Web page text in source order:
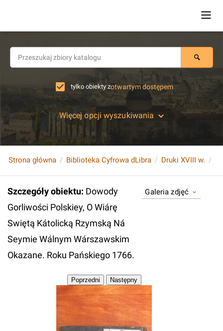
tylko obiekty zotwartym dostępem
Więcej opcji wyszukiwania
Strona główna Biblioteka Cyfrowa dLibra Druki XVIII w.
Szczegóły obiektu: Dowody
Gorliwości Polskiey, O Wiárę
Swiętą Kátolicką Rzymską Ná
Seymie Wálnym Wárszawskim
Okazane. Roku Pańskiego 1766.
Galeria zdjęć